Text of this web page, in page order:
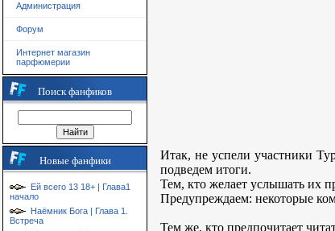
Администрация
Форум
Интернет магазин
парфюмерии
Поиск фанфиков
Новые фанфики
Ей всего 13 18+ | Глава1
начало
Наёмник Бога | Глава 1.
Встреча
Итак, не успели участники
подведем итоги.
Тем, кто желает услышать их
Предупреждаем: некоторые
Тем же, кто предпочитает